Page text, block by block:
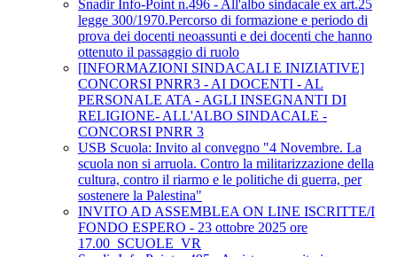
Snadir Info-Point n.496 - All'albo sindacale ex art.25
legge 300/1970.Percorso di formazione e periodo di
prova dei docenti neoassunti e dei docenti che hanno
ottenuto il passaggio di ruolo
[INFORMAZIONI SINDACALI E INIZIATIVE]
CONCORSI PNRR3 - AI DOCENTI - AL
PERSONALE ATA - AGLI INSEGNANTI DI
RELIGIONE- ALL'ALBO SINDACALE -
CONCORSI PNRR 3
USB Scuola: Invito al convegno "4 Novembre. La
scuola non si arruola. Contro la militarizzazione della
cultura, contro il riarmo e le politiche di guerra, per
sostenere la Palestina"
INVITO AD ASSEMBLEA ON LINE ISCRITTE/I
FONDO ESPERO - 23 ottobre 2025 ore
17.00_SCUOLE_VR